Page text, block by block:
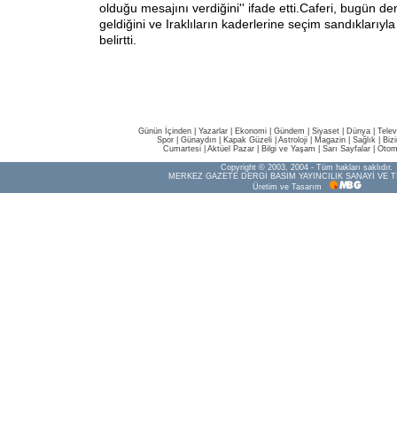
olduğu mesajını verdiğini'' ifade etti.Caferi, bugün
geldiğini ve Iraklıların kaderlerine seçim
belirtti.
Günün İçinden Yazarlar Ekonomi Gündem Siyaset Dünya |
Spor
Günaydın Kapak Güzeli Astroloji Magazin Sağlık
Cumartesi
Aktüel Pazar Bilgi ve Yaşam Sarı Sayfalar
Copyright © 2003, 2004 - Tüm hakları saklıdır.
MERKEZ GAZETE DERGİ BASIM YAYINCILIK SANAYİ VE
Üretim ve Tasarım